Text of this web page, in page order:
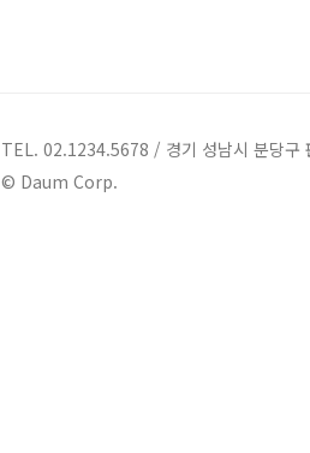
TEL. 02.1234.5678 / 경기 성남시 분당구
© Daum Corp.